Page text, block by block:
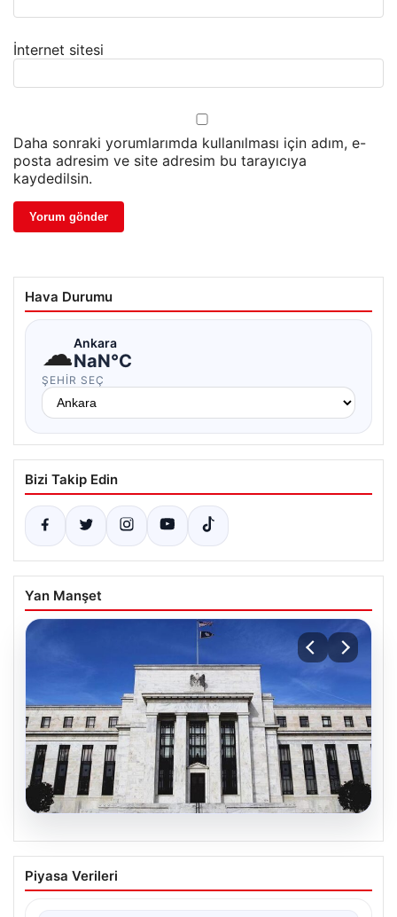
İnternet sitesi
Daha sonraki yorumlarımda kullanılması için adım, e-
posta adresim ve site adresim bu tarayıcıya
kaydedilsin.
Hava Durumu
☁Ankara
NaN°C
ŞEHIR SEÇ
Bizi Takip Edin
Yan Manşet
06.08.2026
Fed faizi sabit tuttu
Piyasa Verileri